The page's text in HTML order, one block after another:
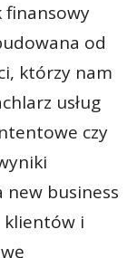
finansowy
od
którzy nam
usług
czy
new business
klientów i